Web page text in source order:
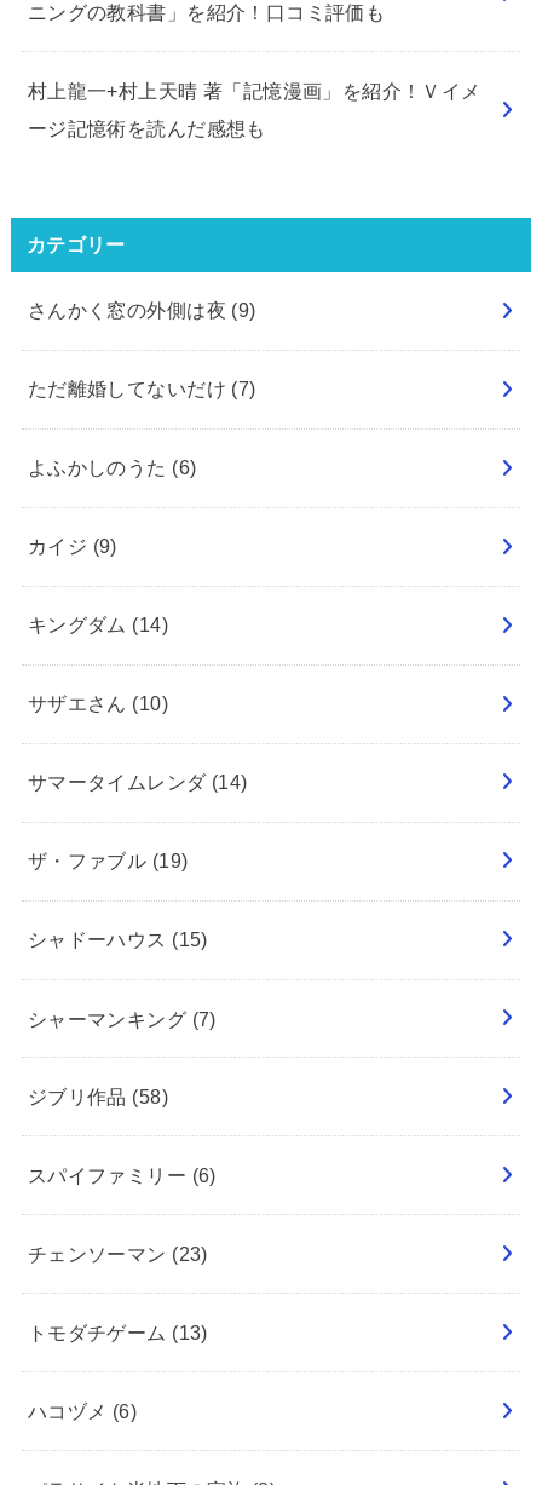
ニングの教科書」を紹介！口コミ評価も
村上龍一+村上天晴 著「記憶漫画」を紹介！Ｖイメ
ージ記憶術を読んだ感想も
カテゴリー
さんかく窓の外側は夜 (9)
ただ離婚してないだけ (7)
よふかしのうた (6)
カイジ (9)
キングダム (14)
サザエさん (10)
サマータイムレンダ (14)
ザ・ファブル (19)
シャドーハウス (15)
シャーマンキング (7)
ジブリ作品 (58)
スパイファミリー (6)
チェンソーマン (23)
トモダチゲーム (13)
ハコヅメ (6)